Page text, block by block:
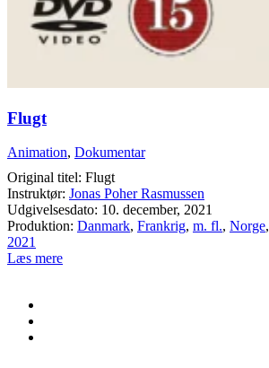
Flugt
Animation, Dokumentar
Original titel: Flugt
Instruktør: Jonas Poher Rasmussen
Udgivelsesdato: 10. december, 2021
Produktion: Danmark, Frankrig, m. fl., Norge,
2021
Læs mere